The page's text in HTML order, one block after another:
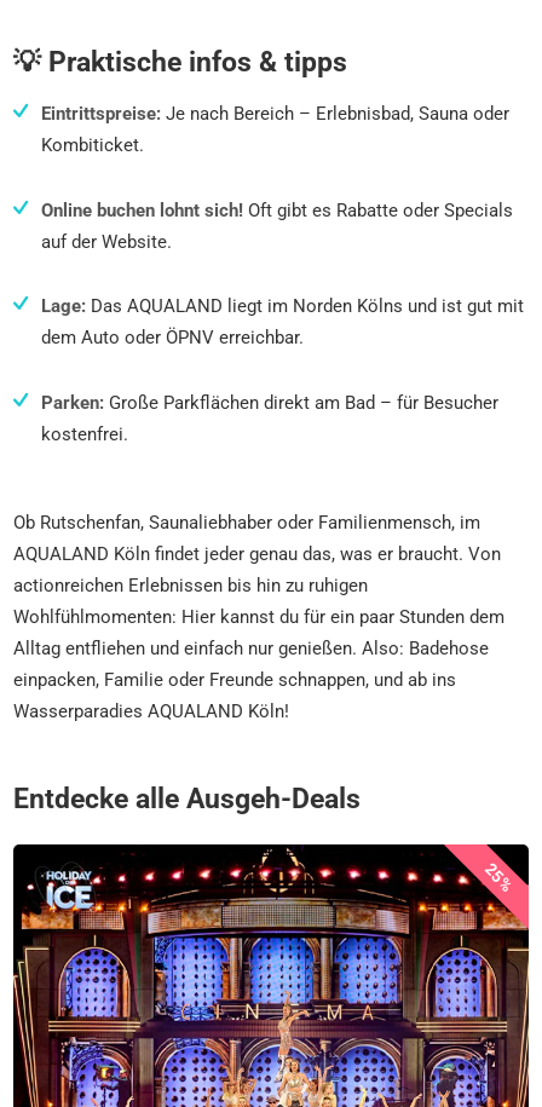
💡 Praktische infos & tipps
Eintrittspreise:Je nach Bereich – Erlebnisbad, Sauna oder
Kombiticket.
Online buchen lohnt sich!Oft gibt es Rabatte oder Specials
auf der Website.
Lage:Das AQUALAND liegt im Norden Kölns und ist gut mit
dem Auto oder ÖPNV erreichbar.
Parken:Große Parkflächen direkt am Bad – für Besucher
kostenfrei.
Ob Rutschenfan, Saunaliebhaber oder Familienmensch, im
AQUALAND Köln findet jeder genau das, was er braucht. Von
actionreichen Erlebnissen bis hin zu ruhigen
Wohlfühlmomenten: Hier kannst du für ein paar Stunden dem
Alltag entfliehen und einfach nur genießen. Also: Badehose
einpacken, Familie oder Freunde schnappen, und ab ins
Wasserparadies AQUALAND Köln!
Entdecke alle Ausgeh-Deals
25%